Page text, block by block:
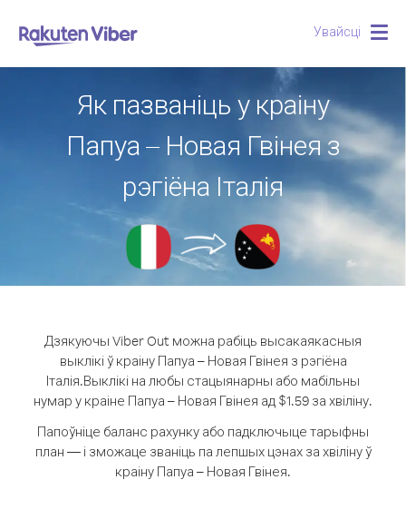
Увайсці
Як пазваніць у краіну
Папуа – Новая Гвінея з
рэгіёна Італія
Дзякуючы Viber Out можна рабіць высакаякасныя
выклікі ў краіну Папуа – Новая Гвінея з рэгіёна
Італія.Выклікі на любы стацыянарны або мабільны
нумар у краіне Папуа – Новая Гвінея ад $1.59 за хвіліну.
Папоўніце баланс рахунку або падключыце тарыфны
план — і зможаце званіць па лепшых цэнах за хвіліну ў
краіну Папуа – Новая Гвінея.